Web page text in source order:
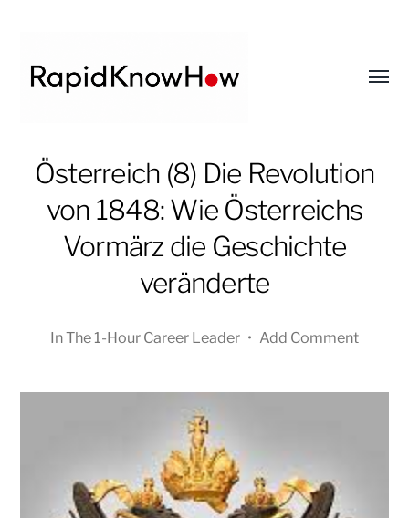
RapidKnowHow
DECISION
MASTER
Österreich (8) Die Revolution
von 1848: Wie Österreichs
Vormärz die Geschichte
veränderte
InThe 1-Hour Career Leader • Add Comment